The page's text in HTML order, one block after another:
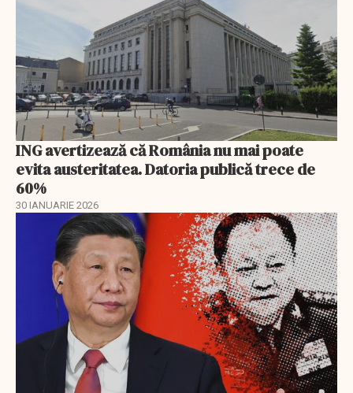
ING avertizează că România nu mai poate
evita austeritatea. Datoria publică trece de
60%
30 IANUARIE 2026